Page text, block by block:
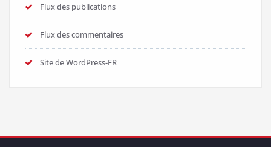
Flux des publications
Flux des commentaires
Site de WordPress-FR